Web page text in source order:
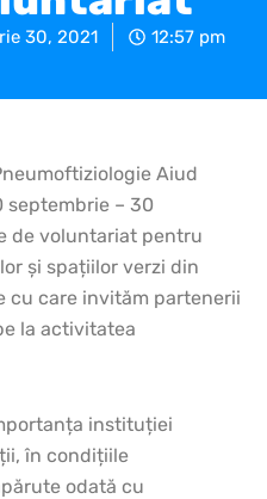
30, 2021 12:57 pm
Aiud
septembrie – 30
de voluntariat pentru
și spațiilor verzi din
cu care invităm partenerii
la activitatea
instituției
în condițiile
odată cu